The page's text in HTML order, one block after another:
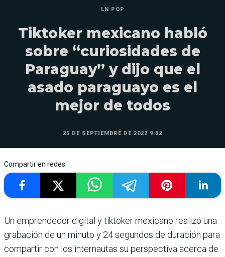
LN POP
Tiktoker mexicano habló
sobre “curiosidades de
Paraguay” y dijo que el
asado paraguayo es el
mejor de todos
25 DE SEPTIEMBRE DE 2022 9:32
Compartir en redes
Un emprendedor digital y tiktoker mexicano realizó una
grabación de un minuto y 24 segundos de duración para
compartir con los internautas su perspectiva acerca de